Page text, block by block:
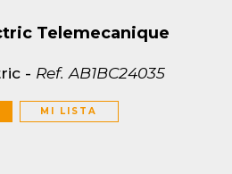
Telemecanique
- Ref. AB1BC24035
MI LISTA